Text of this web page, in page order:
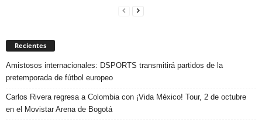
Recientes
Amistosos internacionales: DSPORTS transmitirá partidos de la
pretemporada de fútbol europeo
Carlos Rivera regresa a Colombia con ¡Vida México! Tour, 2 de octubre
en el Movistar Arena de Bogotá